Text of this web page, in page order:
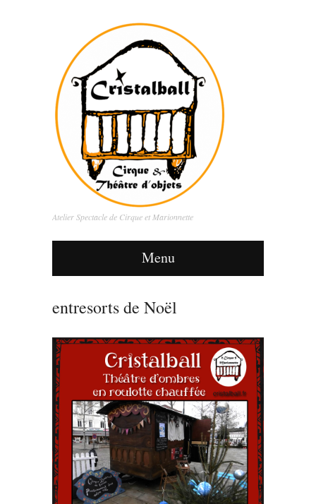
Atelier Spectacle de Cirque et Marionnette
Menu
entresorts de Noël